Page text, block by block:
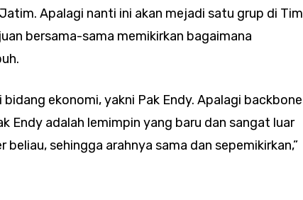
Apalagi nanti ini akan mejadi satu grup di Tim
bersama-sama memikirkan bagaimana
ekonomi, yakni Pak Endy. Apalagi backbone
Endy adalah lemimpin yang baru dan sangat luar
sehingga arahnya sama dan sepemikirkan,”